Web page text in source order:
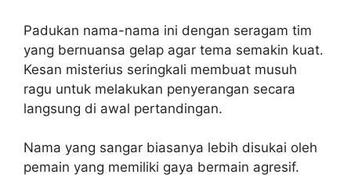
Padukan nama-nama ini dengan seragam tim
yang bernuansa gelap agar tema semakin kuat.
Kesan misterius seringkali membuat musuh
ragu untuk melakukan penyerangan secara
langsung di awal pertandingan.
Nama yang sangar biasanya lebih disukai oleh
pemain yang memiliki gaya bermain agresif.